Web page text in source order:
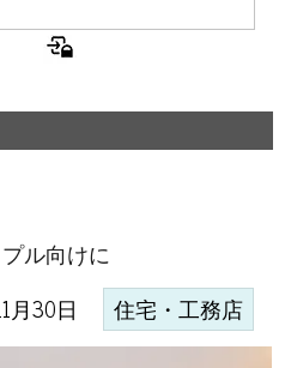
ル向けに
月30日 住宅・工務店